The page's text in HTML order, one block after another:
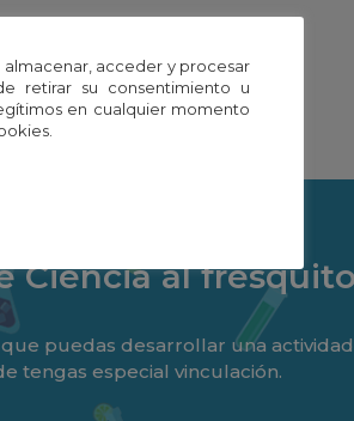
Ciencia al
puedas desarrollar una
tengas especial vinculación.
almacenar, acceder y procesar
retirar su consentimiento u
en cualquier momento